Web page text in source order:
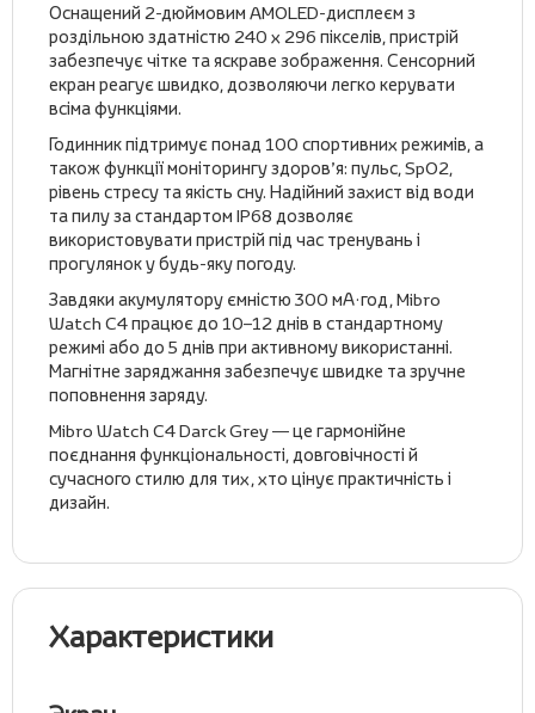
Оснащений 2-дюймовим AMOLED-дисплеєм з
роздільною здатністю 240 х 296 пікселів, пристрій
забезпечує чітке та яскраве зображення. Сенсорний
екран реагує швидко, дозволяючи легко керувати
всіма функціями.
Годинник підтримує понад 100 спортивних режимів, а
також функції моніторингу здоров’я: пульс, SpO2,
рівень стресу та якість сну. Надійний захист від води
та пилу за стандартом IP68 дозволяє
використовувати пристрій під час тренувань і
прогулянок у будь-яку погоду.
Завдяки акумулятору ємністю 300 мА·год, Mibro
Watch C4 працює до 10–12 днів в стандартному
режимі або до 5 днів при активному використанні.
Магнітне заряджання забезпечує швидке та зручне
поповнення заряду.
Mibro Watch C4 Darck Grey — це гармонійне
поєднання функціональності, довговічності й
сучасного стилю для тих, хто цінує практичність і
дизайн.
Характеристики